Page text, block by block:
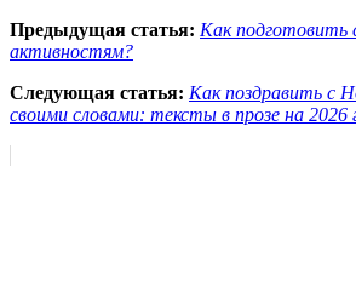
Предыдущая статья: Как подготовить
активностям?
Следующая статья: Как поздравить с
своими словами: тексты в прозе на 2026